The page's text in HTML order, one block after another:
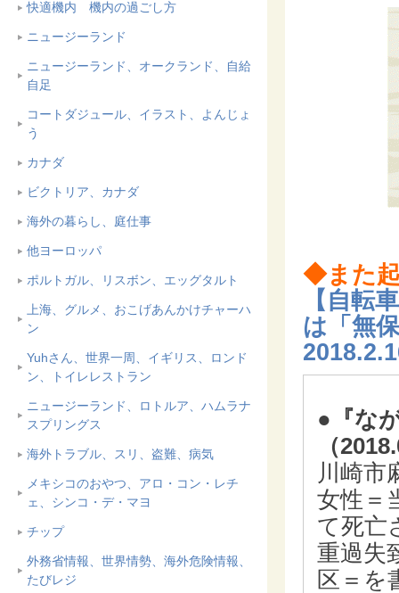
快適機内 機内の過ごし方
ニュージーランド
ニュージーランド、オークランド、自給
自足
コートダジュール、イラスト、よんじょ
う
カナダ
ビクトリア、カナダ
海外の暮らし、庭仕事
他ヨーロッパ
ポルトガル、リスボン、エッグタルト
上海、グルメ、おこげあんかけチャーハ
ン
Yuhさん、世界一周、イギリス、ロンド
ン、トイレレストラン
ニュージーランド、ロトルア、ハムラナ
スプリングス
海外トラブル、スリ、盗難、病気
メキシコのおやつ、アロ・コン・レチ
ェ、シンコ・デ・マヨ
チップ
外務省情報、世界情勢、海外危険情報、
たびレジ
◆また起
【自転
は「無
●『な
（
川崎市
女性＝
て死亡
重過失
区＝を